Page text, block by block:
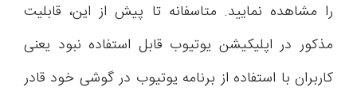
را مشاهده نمایید. متاسفانه تا پیش از این، قابلیت
مذکور در اپلیکیشن یوتیوب قابل استفاده نبود یعنی
کاربران با استفاده از برنامه یوتیوب در گوشی خود قادر